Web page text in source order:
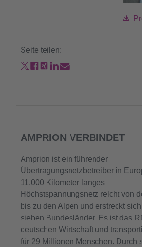
Seite teilen:
AMPRION VERBINDET
Amprion ist ein führender
Übertragungsnetzbetreiber in
11.000 Kilometer langes
Höchstspannungsnetz reicht von
bis zu den Alpen und erstreckt
sieben Bundesländer. Es ist das
deutschen Wirtschaft und
für 29 Millionen Menschen. Durch